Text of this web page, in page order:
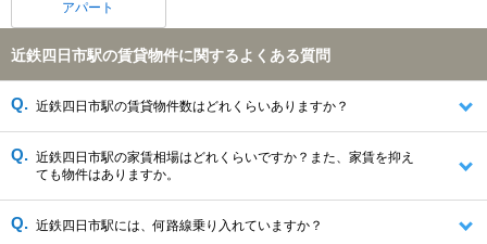
アパート
近鉄四日市駅の賃貸物件に関するよくある質問
近鉄四日市駅の賃貸物件数はどれくらいありますか？
近鉄四日市駅の家賃相場はどれくらいですか？また、家賃を抑え
ても物件はありますか。
近鉄四日市駅には、何路線乗り入れていますか？